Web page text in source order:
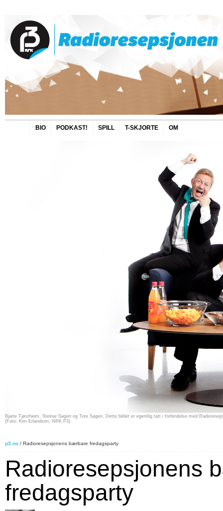
BIO PODKAST! SPILL T-SKJORTE OM
Bjarte Tjøstheim, Steinar Sagen og Tore Sagen. Dette bildet er egentlig tatt i forbindelse med
(Foto: Kim Erlandsen, NRK P3).
p3.no / Radioresepsjonens bærbare fredagsparty
Radioresepsjonens
fredagsparty